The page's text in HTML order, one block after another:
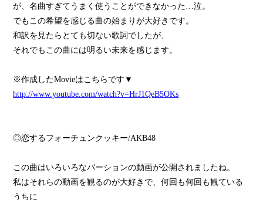
が、名曲すぎてうまく使うことができなかった…泣。
でもこの希望を感じる曲の始まりが大好きです。
和訳を見たらとても切ない歌詞でしたが、
それでもこの曲には明るい未来を感じます。
※作成したMovieはこちらです▼
http://www.youtube.com/watch?v=HrJ1QeB5OKs
◎恋するフォーチュンクッキー/AKB48
この曲はいろいろなバーションの動画が公開されましたね。
私はそれらの動画を観るのが大好きで、何回も何回も観ている
うちに